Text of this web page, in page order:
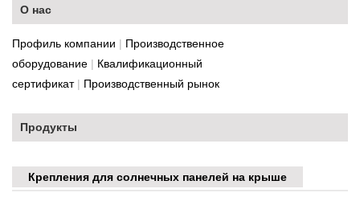
О нас
Профиль компании | Производственное
оборудование | Квалификационный
сертификат| Производственный рынок
Продукты
Крепления для солнечных панелей на крыше